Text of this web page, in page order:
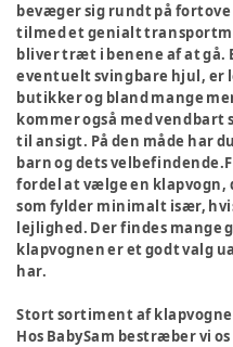
bevæger sig rundt på fortove
tilmed et genialt
bliver træt i benene af at gå.
eventuelt svingbare hjul, er
butikker og bland mange
kommer også med vendbart
til ansigt. På den måde har
barn og dets
fordel at vælge en klapvogn,
som fylder minimalt især,
lejlighed. Der findes mange
klapvognen er et godt valg
har.
Stort sortiment af klapvogne
Hos BabySam bestræber vi